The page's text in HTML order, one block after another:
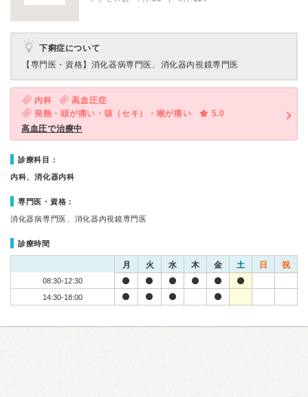
下痢症について
【専門医・資格】 消化器病専門医、消化器内視鏡専門医
内科
高血圧症
発熱・頭が痛い・咳（セキ）・喉が痛い
5.0
高血圧で治療中
診療科目：
内科、消化器内科
専門医・資格：
消化器病専門医、消化器内視鏡専門医
診療時間
月 火 水 木 金 土 日 祝
08:30-12:30
14:30-18:00